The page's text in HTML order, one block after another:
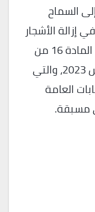
السماح
إزالة الأشجار
من الغابات العامة. وهي تستند إلى المادة 16 من
قانون الغابات الصادر في 23 أغسطس 2023، والتي
العامة
مسبقة.